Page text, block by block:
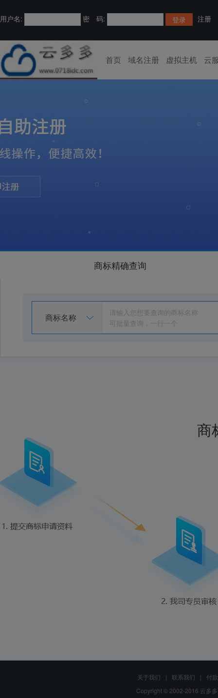
用户名: 密 码: 注册
首页 域名注册 虚拟主机 云
商标精确查询
商标名称
商
关于我们 | 联系我们 |
付
Copyright © 2002-2016 云多